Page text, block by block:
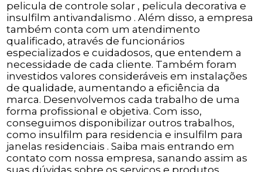
pelicula de controle solar , pelicula decorativa e
insulfilm antivandalismo . Além disso, a empresa
também conta com um atendimento
qualificado, através de funcionários
especializados e cuidadosos, que entendem a
necessidade de cada cliente. Também foram
investidos valores consideráveis em instalações
de qualidade, aumentando a eficiência da
marca. Desenvolvemos cada trabalho de uma
forma profissional e objetiva. Com isso,
conseguimos disponibilizar outros trabalhos,
como insulfilm para residencia e insulfilm para
janelas residenciais . Saiba mais entrando em
contato com nossa empresa, sanando assim as